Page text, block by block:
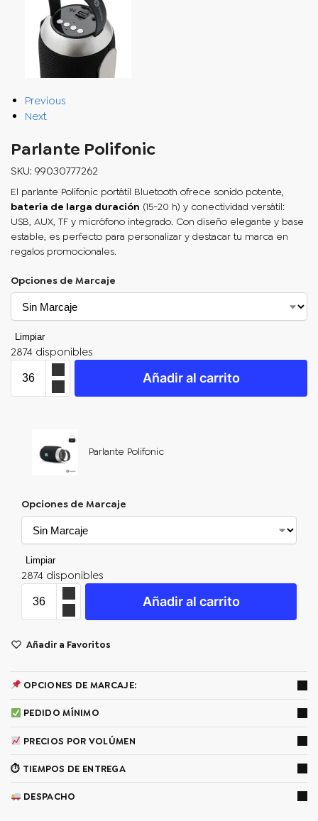
Previous
Next
Parlante Polifonic
SKU: 99030777262
El parlante Polifonic portátil Bluetooth ofrece sonido potente,
batería de larga duración (15-20 h) y conectividad versátil:
USB, AUX, TF y micrófono integrado. Con diseño elegante y base
estable, es perfecto para personalizar y destacar tu marca en
regalos promocionales.
Opciones de Marcaje
Limpiar
2874 disponibles
Añadir al carrito
Parlante Polifonic
Opciones de Marcaje
Limpiar
2874 disponibles
Añadir al carrito
Añadir a Favoritos
OPCIONES DE MARCAJE:
PEDIDO MÍNIMO
PRECIOS POR VOLÚMEN
⏱ TIEMPOS DE ENTREGA
DESPACHO